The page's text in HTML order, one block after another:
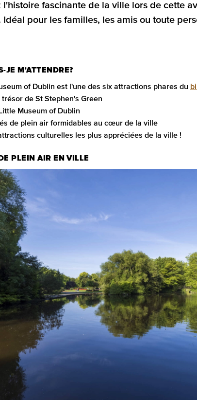
l'histoire fascinante de la ville lors de cette
Idéal pour les familles, les amis ou toute
JE M'ATTENDRE?
of Dublin est l'une des six attractions phares du
trésor de St Stephen's Green
Museum of Dublin
de plein air formidables au cœur de la ville
culturelles les plus appréciées de la ville !
PLEIN AIR EN VILLE